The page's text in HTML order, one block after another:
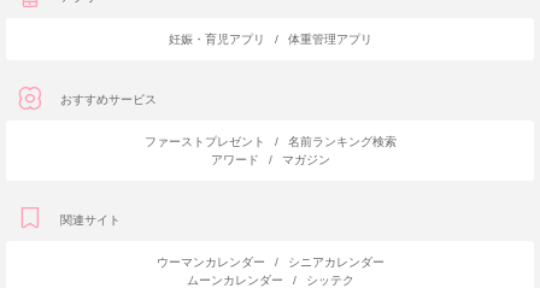
妊娠・育児アプリ / 体重管理アプリ
おすすめサービス
ファーストプレゼント /
名前ランキング検索
アワード
/ マガジン
関連サイト
ウーマンカレンダー /
シニアカレンダー
ムーンカレンダー
/
シッテク